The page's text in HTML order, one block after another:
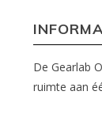
De Gearlab
ruimte aan